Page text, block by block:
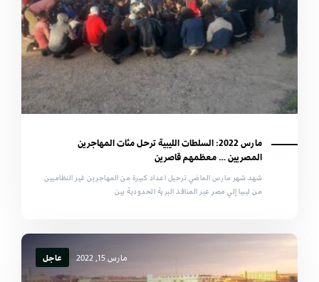
مارس 2022: السلطات الليبية ترحل مئات المهاجرين
المصريين … معظمهم قاصرين
شهد شهر مارس الماضي ترحيل اعداد كبيرة من المهاجرين غير النظاميين
من ليبيا إلي مصر عبر المنافذ البرية الحدودية بين
مارس 15, 2022 عاجل